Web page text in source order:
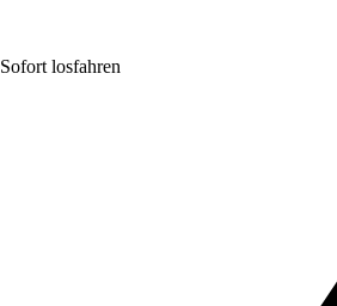
Sofort losfahren